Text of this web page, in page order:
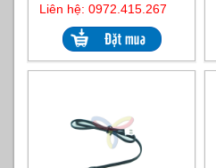
Liên hệ: 0972.415.267